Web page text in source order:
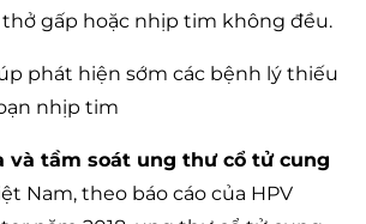
gấp hoặc nhịp tim không đều.
phát hiện sớm các bệnh lý thiếu
nhịp tim
và tầm soát ung thư cổ tử cung
Nam, theo báo cáo của HPV